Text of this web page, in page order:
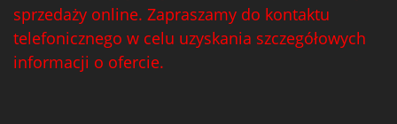
sprzedaży online. Zapraszamy do kontaktu
telefonicznego w celu uzyskania szczegółowych
informacji o ofercie.